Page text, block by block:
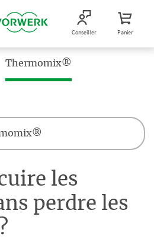
Conseiller Panier
Thermomix®
les
perdre les